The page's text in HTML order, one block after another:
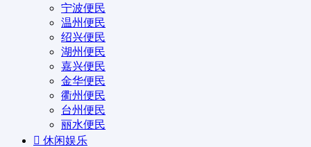
宁波便民
温州便民
绍兴便民
湖州便民
嘉兴便民
金华便民
衢州便民
台州便民
丽水便民
休闲娱乐